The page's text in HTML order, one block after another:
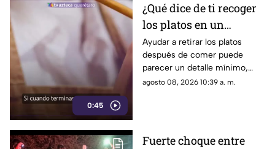
0:45
¿Qué dice de ti recoger
los platos en un
restaurante? Este
pequeño gesto podría
revelar algunos rasgos
de tu personalidad
Ayudar a retirar los platos
después de comer puede
parecer un detalle mínimo,
pero este comportamiento
agosto 08, 2026 10:39 a. m.
Fuerte choque entre